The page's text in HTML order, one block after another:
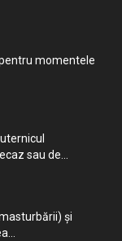
momentele
sau de...
şi